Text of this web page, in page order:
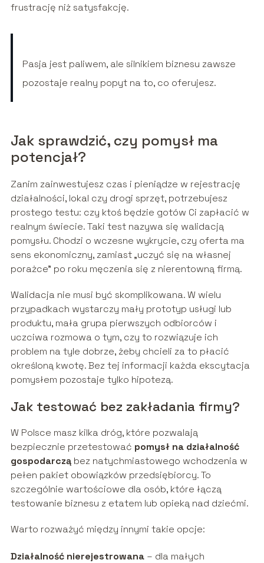
frustrację niż satysfakcję.
Pasja jest paliwem, ale silnikiem biznesu zawsze
pozostaje realny popyt na to, co oferujesz.
Jak sprawdzić, czy pomysł ma
potencjał?
Zanim zainwestujesz czas i pieniądze w rejestrację
działalności, lokal czy drogi sprzęt, potrzebujesz
prostego testu: czy ktoś będzie gotów Ci zapłacić w
realnym świecie. Taki test nazywa się walidacją
pomysłu. Chodzi o wczesne wykrycie, czy oferta ma
sens ekonomiczny, zamiast „uczyć się na własnej
porażce” po roku męczenia się z nierentowną firmą.
Walidacja nie musi być skomplikowana. W wielu
przypadkach wystarczy mały prototyp usługi lub
produktu, mała grupa pierwszych odbiorców i
uczciwa rozmowa o tym, czy to rozwiązuje ich
problem na tyle dobrze, żeby chcieli za to płacić
określoną kwotę. Bez tej informacji każda ekscytacja
pomysłem pozostaje tylko hipotezą.
Jak testować bez zakładania firmy?
W Polsce masz kilka dróg, które pozwalają
bezpiecznie przetestować pomysł na działalność
gospodarcząbez natychmiastowego wchodzenia w
pełen pakiet obowiązków przedsiębiorcy. To
szczególnie wartościowe dla osób, które łączą
testowanie biznesu z etatem lub opieką nad dziećmi.
Warto rozważyć między innymi takie opcje:
Działalność nierejestrowana– dla małych